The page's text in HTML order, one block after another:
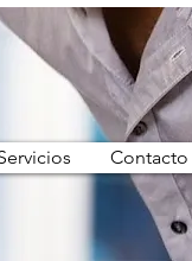
Contacto